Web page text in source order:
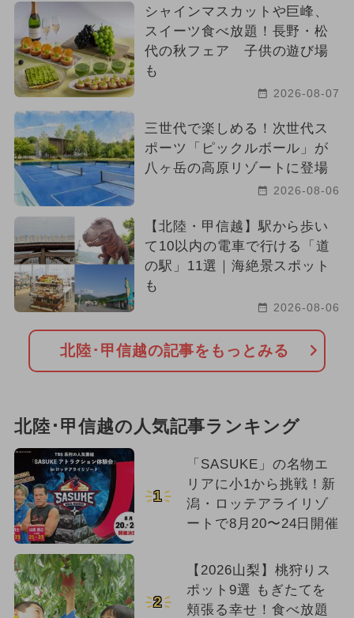
シャインマスカットや巨峰、
スイーツ食べ放題！長野・松
代の秋フェア 子供の遊び場
も
2026-08-07
三世代で楽しめる！次世代ス
ポーツ「ピックルボール」が
八ヶ岳の高原リゾートに登場
2026-08-06
【北陸・甲信越】駅から歩い
て10以内の電車で行ける「道
の駅」11選｜海絶景スポット
も
2026-08-06
北陸･甲信越の記事をもっとみる
北陸･甲信越の人気記事ランキング
1
「SASUKE」の名物エ
リアに小1から挑戦！新
潟・ロッテアライリゾ
ートで8月20〜24日開催
2
【2026山梨】桃狩りス
ポット9選 もぎたてを
頬張る幸せ！食べ放題